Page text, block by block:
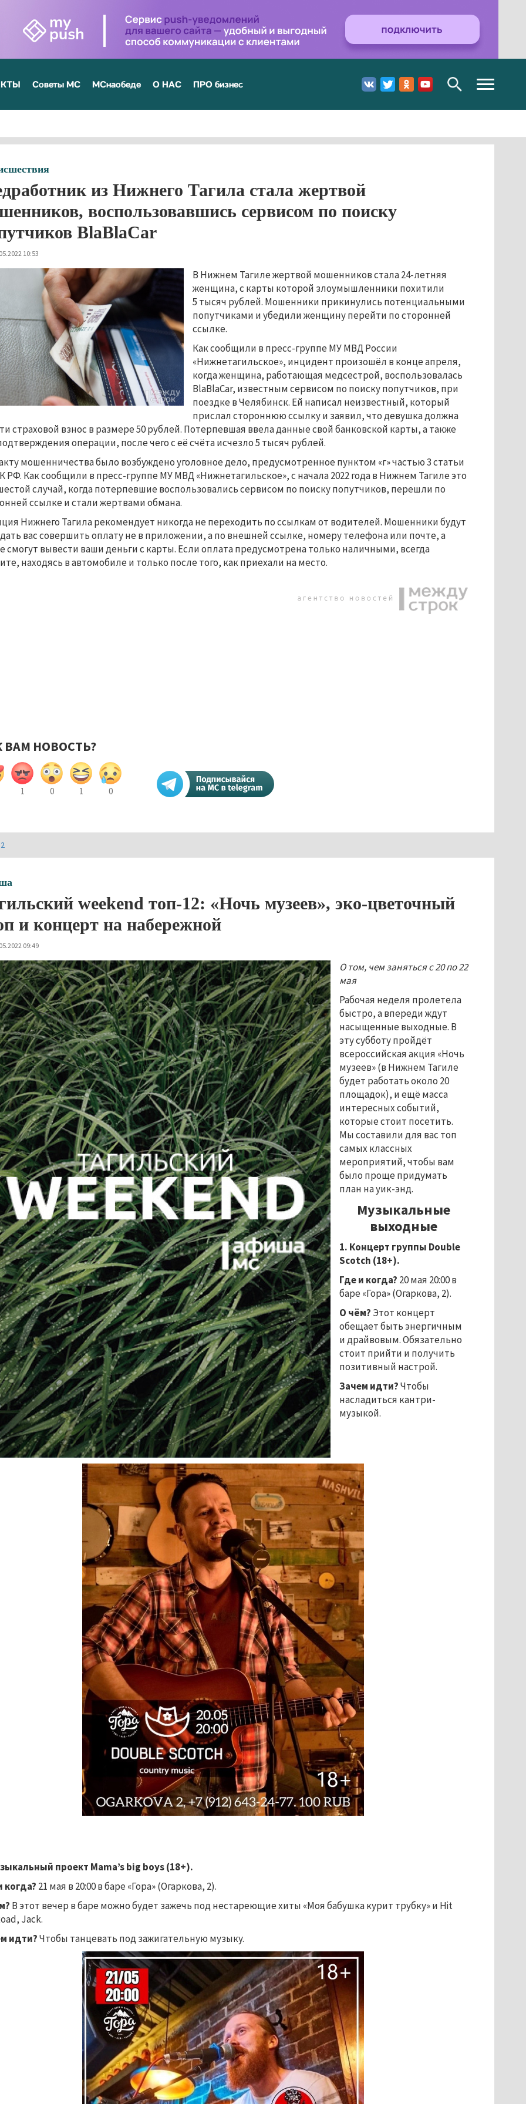
Советы МС МСнаобеде О НАС ПРО бизнес
Toggle
navigation
из Нижнего Тагила стала жертвой
воспользовавшись сервисом по поиску
BlaBlaCar
10:53
В Нижнем Тагиле жертвой мошенников стала 24-летняя
женщина, с карты которой злоумышленники похитили
5 тысяч рублей. Мошенники прикинулись потенциальными
попутчиками и убедили женщину перейти по сторонней
ссылке.
Как сообщили в пресс-группе МУ МВД России
«Нижнетагильское», инцидент произошёл в конце апреля,
когда женщина, работающая медсестрой, воспользовалась
BlaBlaCar, известным сервисом по поиску попутчиков, при
поездке в Челябинск. Ей написал неизвестный, который
прислал стороннюю ссылку и заявил, что девушка должна
страховой взнос в размере 50 рублей. Потерпевшая ввела данные свой банковской карты, а также
операции, после чего с её счёта исчезло 5 тысяч рублей.
мошенничества было возбуждено уголовное дело, предусмотренное пунктом «г» частью 3 статьи
РФ. Как сообщили в пресс-группе МУ МВД «Нижнетагильское», с начала 2022 года в Нижнем Тагиле это
случай, когда потерпевшие воспользовались сервисом по поиску попутчиков, перешли по
ссылке и стали жертвами обмана.
Нижнего Тагила рекомендует никогда не переходить по ссылкам от водителей. Мошенники будут
вас совершить оплату не в приложении, а по внешней ссылке, номеру телефона или почте, а
смогут вывести ваши деньги с карты. Если оплата предусмотрена только наличными, всегда
находясь в автомобиле и только после того, как приехали на место.
ВАМ НОВОСТЬ?
1 0 1 0
weekend топ-12: «Ночь музеев», эко-цветочный
и концерт на набережной
09:49
О том, чем заняться с 20 по 22
мая
Рабочая неделя пролетела
быстро, а впереди ждут
насыщенные выходные. В
эту субботу пройдёт
всероссийская акция «Ночь
музеев» (в Нижнем Тагиле
будет работать около 20
площадок), и ещё масса
интересных событий,
которые стоит посетить.
Мы составили для вас топ
самых классных
мероприятий, чтобы вам
было проще придумать
план на уик-энд.
Музыкальные
выходные
1. Концерт группы Double
Scotch (18+).
Где и когда? 20 мая 20:00 в
баре «Гора» (Огаркова, 2).
О чём? Этот концерт
обещает быть энергичным
и драйвовым. Обязательно
стоит прийти и получить
позитивный настрой.
Зачем идти?Чтобы
насладиться кантри-
музыкой.
проект Mama’s big boys(18+).
когда? 21 мая в 20:00 в баре «Гора» (Огаркова, 2).
В этот вечер в баре можно будет зажечь под нестареющие хиты «Моя бабушка курит трубку» и Hit
Jack.
идти?Чтобы танцевать под зажигательную музыку.